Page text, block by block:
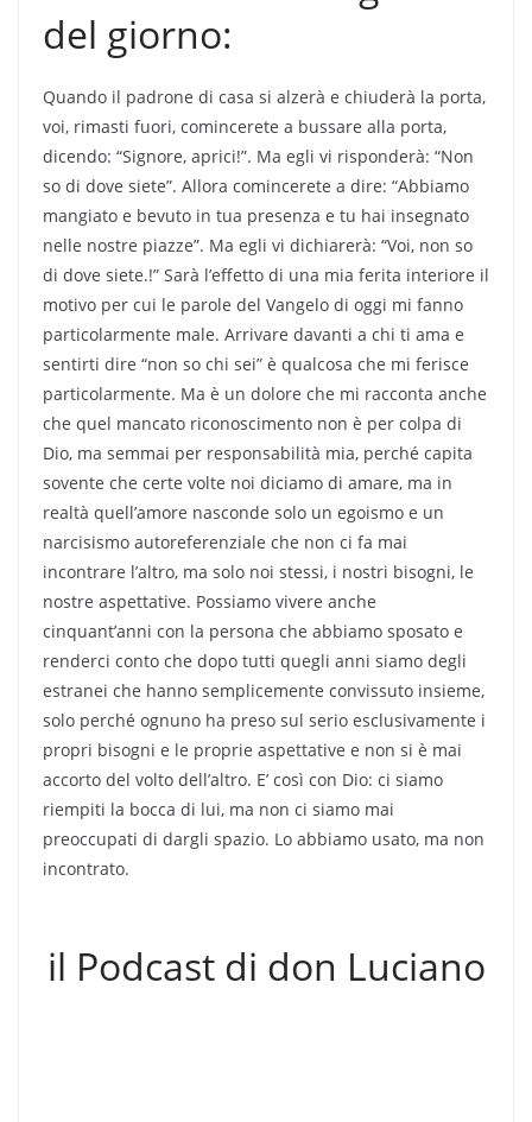
del giorno:
Quando il padrone di casa si alzerà e chiuderà la porta,
voi, rimasti fuori, comincerete a bussare alla porta,
dicendo: “Signore, aprici!”. Ma egli vi risponderà: “Non
so di dove siete”. Allora comincerete a dire: “Abbiamo
mangiato e bevuto in tua presenza e tu hai insegnato
nelle nostre piazze”. Ma egli vi dichiarerà: “Voi, non so
di dove siete.!” Sarà l’effetto di una mia ferita interiore il
motivo per cui le parole del Vangelo di oggi mi fanno
particolarmente male. Arrivare davanti a chi ti ama e
sentirti dire “non so chi sei” è qualcosa che mi ferisce
particolarmente. Ma è un dolore che mi racconta anche
che quel mancato riconoscimento non è per colpa di
Dio, ma semmai per responsabilità mia, perché capita
sovente che certe volte noi diciamo di amare, ma in
realtà quell’amore nasconde solo un egoismo e un
narcisismo autoreferenziale che non ci fa mai
incontrare l’altro, ma solo noi stessi, i nostri bisogni, le
nostre aspettative. Possiamo vivere anche
cinquant’anni con la persona che abbiamo sposato e
renderci conto che dopo tutti quegli anni siamo degli
estranei che hanno semplicemente convissuto insieme,
solo perché ognuno ha preso sul serio esclusivamente i
propri bisogni e le proprie aspettative e non si è mai
accorto del volto dell’altro. E’ così con Dio: ci siamo
riempiti la bocca di lui, ma non ci siamo mai
preoccupati di dargli spazio. Lo abbiamo usato, ma non
incontrato.
il Podcast di don Luciano